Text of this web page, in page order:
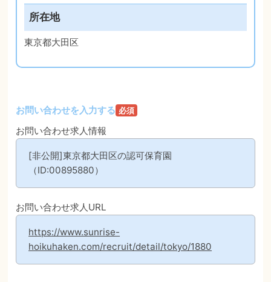
所在地
東京都大田区
お問い合わせを入力する 必須
お問い合わせ求人情報
[非公開]東京都大田区の認可保育園
（ID:00895880）
お問い合わせ求人URL
https://www.sunrise-
hoikuhaken.com/recruit/detail/tokyo/1880